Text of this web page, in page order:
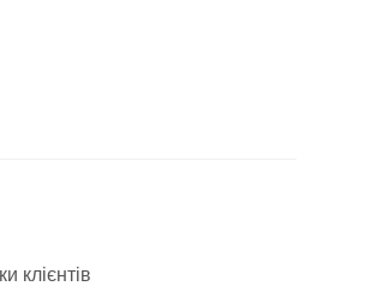
клієнтів